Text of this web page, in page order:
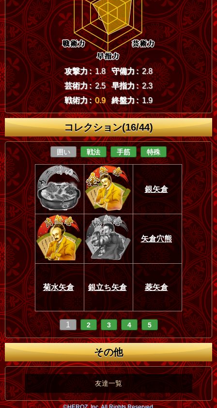
攻撃力 : 1.8 守備力 : 2.8
芸術力 : 2.5 早指力 : 2.3
戦術力 : 0.9 終盤力 : 1.9
コレクション(16/44)
囲い 戦法 手筋 特殊
銀矢倉
矢倉穴熊
菊水矢倉 銀立ち矢倉 菱矢倉
1 2 3 4 5
その他
友達一覧